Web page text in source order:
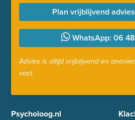
Plan vrijblijvend
WhatsApp: 06
Advies is altijd vrijblijvend en
vast.
Psycholoog.nl